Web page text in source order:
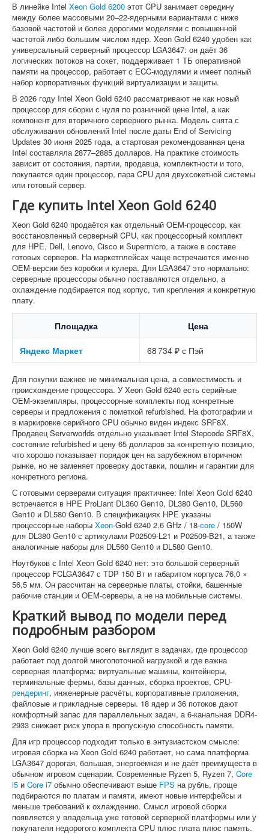
В линейке Intel Xeon Gold 6200 этот CPU занимает середину
между более массовыми 20–22-ядерными вариантами с ниже
базовой частотой и более дорогими моделями с повышенной
частотой либо большим числом ядер. Xeon Gold 6240 удобен как
универсальный серверный процессор LGA3647: он даёт 36
логических потоков на сокет, поддерживает 1 ТБ оперативной
памяти на процессор, работает с ECC-модулями и имеет полный
набор корпоративных функций виртуализации и защиты.
В 2026 году Intel Xeon Gold 6240 рассматривают не как новый
процессор для сборки с нуля по розничной цене Intel, а как
компонент для вторичного серверного рынка. Модель снята с
обслуживания обновлений Intel после даты End of Servicing
Updates 30 июня 2025 года, а стартовая рекомендованная цена
Intel составляла 2877–2885 долларов. На практике стоимость
зависит от состояния, партии, продавца, комплектности и того,
покупается один процессор, пара CPU для двухсокетной системы
или готовый сервер.
Где купить Intel Xeon Gold 6240
Xeon Gold 6240 продаётся как отдельный OEM-процессор, как
восстановленный серверный CPU, как процессорный комплект
для HPE, Dell, Lenovo, Cisco и Supermicro, а также в составе
готовых серверов. На маркетплейсах чаще встречаются именно
OEM-версии без коробки и кулера. Для LGA3647 это нормально:
серверные процессоры обычно поставляются отдельно, а
охлаждение подбирается под корпус, тип крепления и конкретную
плату.
Площадка Цена
Яндекс Маркет 68 734 ₽ с Пэй
Для покупки важнее не минимальная цена, а совместимость и
происхождение процессора. У Xeon Gold 6240 есть серийные
OEM-экземпляры, процессорные комплекты под конкретные
серверы и предложения с пометкой refurbished. На фотографии и
в маркировке серийного CPU обычно виден индекс SRF8X.
Продавец Serverworlds отдельно указывает Intel Stepcode SRF8X,
состояние refurbished и цену 65 долларов за конкретную позицию,
что хорошо показывает порядок цен на зарубежном вторичном
рынке, но не заменяет проверку доставки, пошлин и гарантии для
конкретного региона.
С готовыми серверами ситуация практичнее: Intel Xeon Gold 6240
встречается в HPE ProLiant DL360 Gen10, DL380 Gen10, DL560
Gen10 и DL580 Gen10. В спецификациях HPE указаны
процессорные наборы Xeon-Gold 6240 2,6 GHz / 18-core / 150W
для DL380 Gen10 с артикулами P02509-L21 и P02509-B21, а также
аналогичные наборы для DL560 Gen10 и DL580 Gen10.
Ноутбуков с Intel Xeon Gold 6240 нет: это большой серверный
процессор FCLGA3647 с TDP 150 Вт и габаритом корпуса 76,0 ×
56,5 мм. Он рассчитан на серверные платы, стойки, башенные
рабочие станции и OEM-серверы, а не на мобильные системы.
Краткий вывод по модели перед
подробным разбором
Xeon Gold 6240 лучше всего выглядит в задачах, где процессор
работает под долгой многопоточной нагрузкой и где важна
серверная платформа: виртуальные машины, контейнеры,
терминальные фермы, базы данных, сборка проектов, CPU-
рендеринг, инженерные расчёты, корпоративные приложения,
файловые и прикладные серверы. 18 ядер и 36 потоков дают
комфортный запас для параллельных задач, а 6-канальная DDR4-
2933 снижает риск упора в пропускную способность памяти.
Для игр процессор подходит только в энтузиастском смысле:
игровая сборка на Xeon Gold 6240 работает, но сама платформа
LGA3647 дорогая, большая, энергоёмкая и не даёт преимуществ в
обычном игровом сценарии. Современные Ryzen 5, Ryzen 7, Core
i5 и Core i7 обычно обеспечивают выше FPS на рубль, проще
подбираются по платам и памяти, имеют новые интерфейсы и
меньше требований к охлаждению. Смысл игровой сборки
появляется у владельца уже готовой серверной платформы или у
покупателя недорогого комплекта CPU плюс плата плюс память.